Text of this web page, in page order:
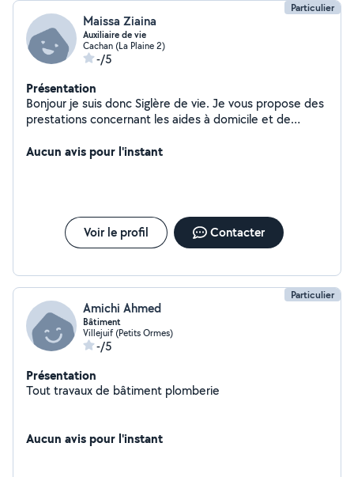
Particulier
Maissa Ziaina
Auxiliaire de vie
Cachan (La Plaine 2)
-/5
Présentation
Bonjour je suis donc Siglère de vie. Je vous propose des
prestations concernant les aides à domicile et de
ménagères et Démarches administrative
Aucun avis pour l'instant
Voir le profil Contacter
Particulier
Amichi Ahmed
Bâtiment
Villejuif (Petits Ormes)
-/5
Présentation
Tout travaux de bâtiment plomberie
Aucun avis pour l'instant